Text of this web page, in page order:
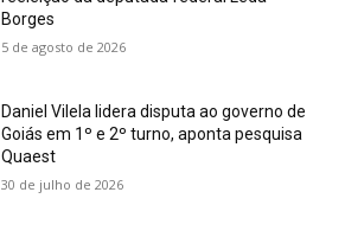
Borges
5 de agosto de 2026
Daniel Vilela lidera disputa ao governo de
Goiás em 1º e 2º turno, aponta pesquisa
Quaest
30 de julho de 2026